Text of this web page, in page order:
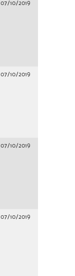
07/10/2019
07/10/2019
07/10/2019
07/10/2019